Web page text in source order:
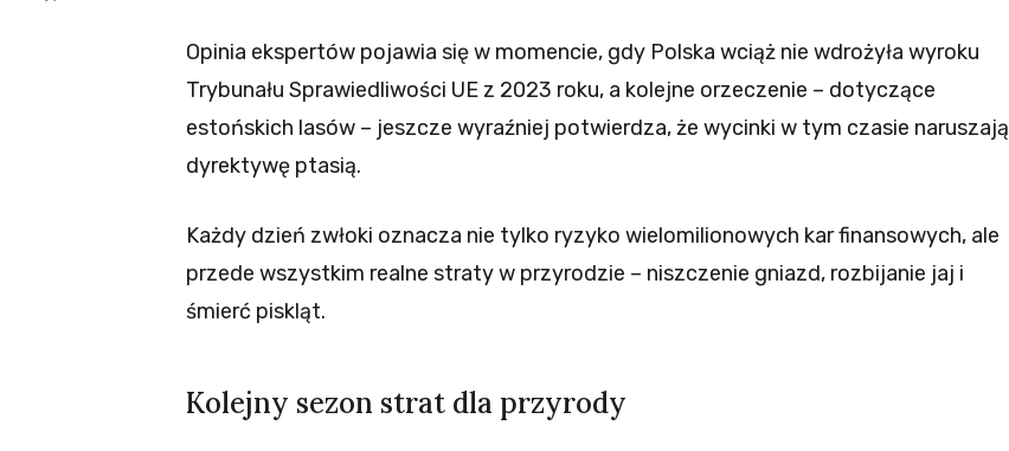
Opinia ekspertów pojawia się w momencie, gdy Polska wciąż nie wdrożyła wyroku
Trybunału Sprawiedliwości UE z 2023 roku, a kolejne orzeczenie – dotyczące
estońskich lasów – jeszcze wyraźniej potwierdza, że wycinki w tym czasie naruszają
dyrektywę ptasią.
Każdy dzień zwłoki oznacza nie tylko ryzyko wielomilionowych kar finansowych, ale
przede wszystkim realne straty w przyrodzie – niszczenie gniazd, rozbijanie jaj i
śmierć piskląt.
Kolejny sezon strat dla przyrody